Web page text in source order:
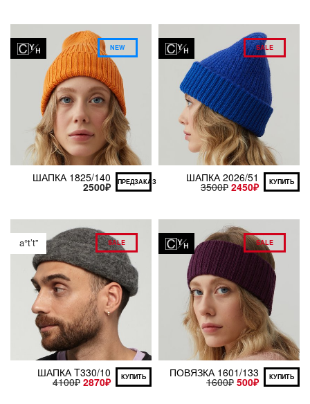
NEW
ШАПКА 1825/140
2500₽ ПРЕДЗАКАЗ
SALE
ШАПКА 2026/51
3500₽ 2450₽ КУПИТЬ
a°t’t” SALE
ШАПКА T330/10
4100₽ 2870₽ КУПИТЬ
SALE
ПОВЯЗКА 1601/133
1600₽ 500₽ КУПИТЬ